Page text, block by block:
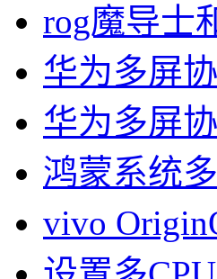
rog魔导士
华为多屏
华为多屏
鸿蒙系统
vivo